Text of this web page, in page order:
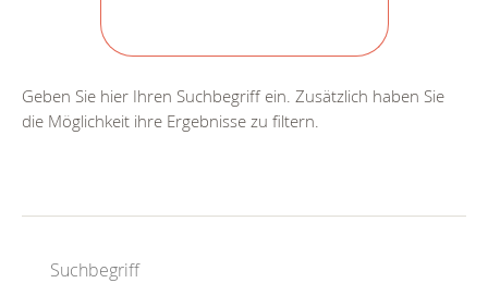
Geben Sie hier Ihren Suchbegriff ein. Zusätzlich haben Sie
die Möglichkeit ihre Ergebnisse zu filtern.